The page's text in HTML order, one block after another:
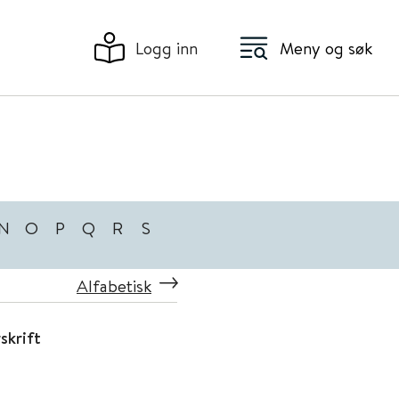
Logg inn Meny og søk
O P Q R S
Alfabetisk